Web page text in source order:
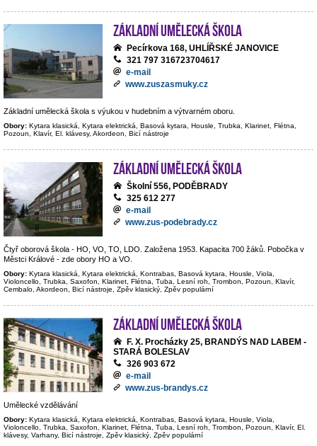
Základní umělecká škola
Pecírkova 168, UHLÍŘSKÉ JANOVICE
321 797 316723704617
e-mail
www.zuszasmuky.cz
Základní umělecká škola s výukou v hudebním a výtvarném oboru.
Obory: Kytara klasická, Kytara elektrická, Basová kytara, Housle, Trubka, Klarinet, Flétna,
Pozoun, Klavír, El. klávesy, Akordeon, Bicí nástroje
Základní umělecká škola
Školní 556, PODĚBRADY
325 612 277
e-mail
www.zus-podebrady.cz
Čtyř oborová škola - HO, VO, TO, LDO. Založena 1953. Kapacita 700 žáků. Pobočka v
Městci Králové - zde obory HO a VO.
Obory: Kytara klasická, Kytara elektrická, Kontrabas, Basová kytara, Housle, Viola,
Violoncello, Trubka, Saxofon, Klarinet, Flétna, Tuba, Lesní roh, Trombon, Pozoun, Klavír,
Cembalo, Akordeon, Bicí nástroje, Zpěv klasický, Zpěv populární
Základní umělecká škola
F. X. Procházky 25, BRANDÝS NAD LABEM -
STARÁ BOLESLAV
326 903 672
e-mail
www.zus-brandys.cz
Umělecké vzdělávání
Obory: Kytara klasická, Kytara elektrická, Kontrabas, Basová kytara, Housle, Viola,
Violoncello, Trubka, Saxofon, Klarinet, Flétna, Tuba, Lesní roh, Trombon, Pozoun, Klavír, El.
klávesy, Varhany, Bicí nástroje, Zpěv klasický, Zpěv populární